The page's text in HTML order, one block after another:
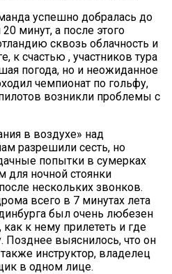
успешно добралась до
минут, а после этого
сквозь облачность и
к счастью , участников тура
погода, но и неожиданное
чемпионат по гольфу,
возникли проблемы с
в воздухе» над
разрешили сесть, но
попытки в сумерках
для ночной стоянки
нескольких звонков.
всего в 7 минутах лета
был очень любезен
как к нему прилететь и где
Позднее выяснилось, что он
инструктор, владелец
в одном лице.